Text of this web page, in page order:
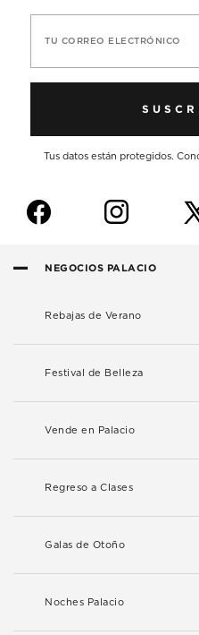
TU CORREO ELECTRÓNICO
Tus datos están protegidos.
f i
NEGOCIOS PALACIO
Rebajas de Verano
Festival de Belleza
Vende en Palacio
Regreso a Clases
Galas de Otoño
Noches Palacio